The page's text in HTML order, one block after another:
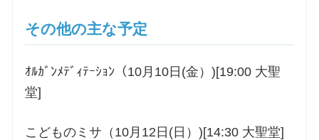
その他の主な予定
ｵﾙｶﾞﾝﾒﾃﾞｨﾃｰｼｮﾝ（10月10日(金）)[19:00 大聖
堂]
こどものミサ（10月12日(日）)[14:30 大聖堂]